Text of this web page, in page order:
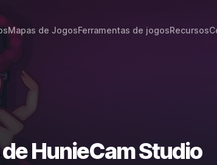
Mapas de JogosFerramentas de jogosRecursos
HunieCam Studio